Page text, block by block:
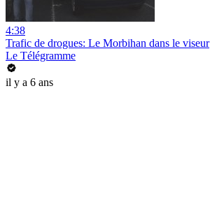
4:38
Trafic de drogues: Le Morbihan dans le viseur
Le Télégramme
il y a 6 ans